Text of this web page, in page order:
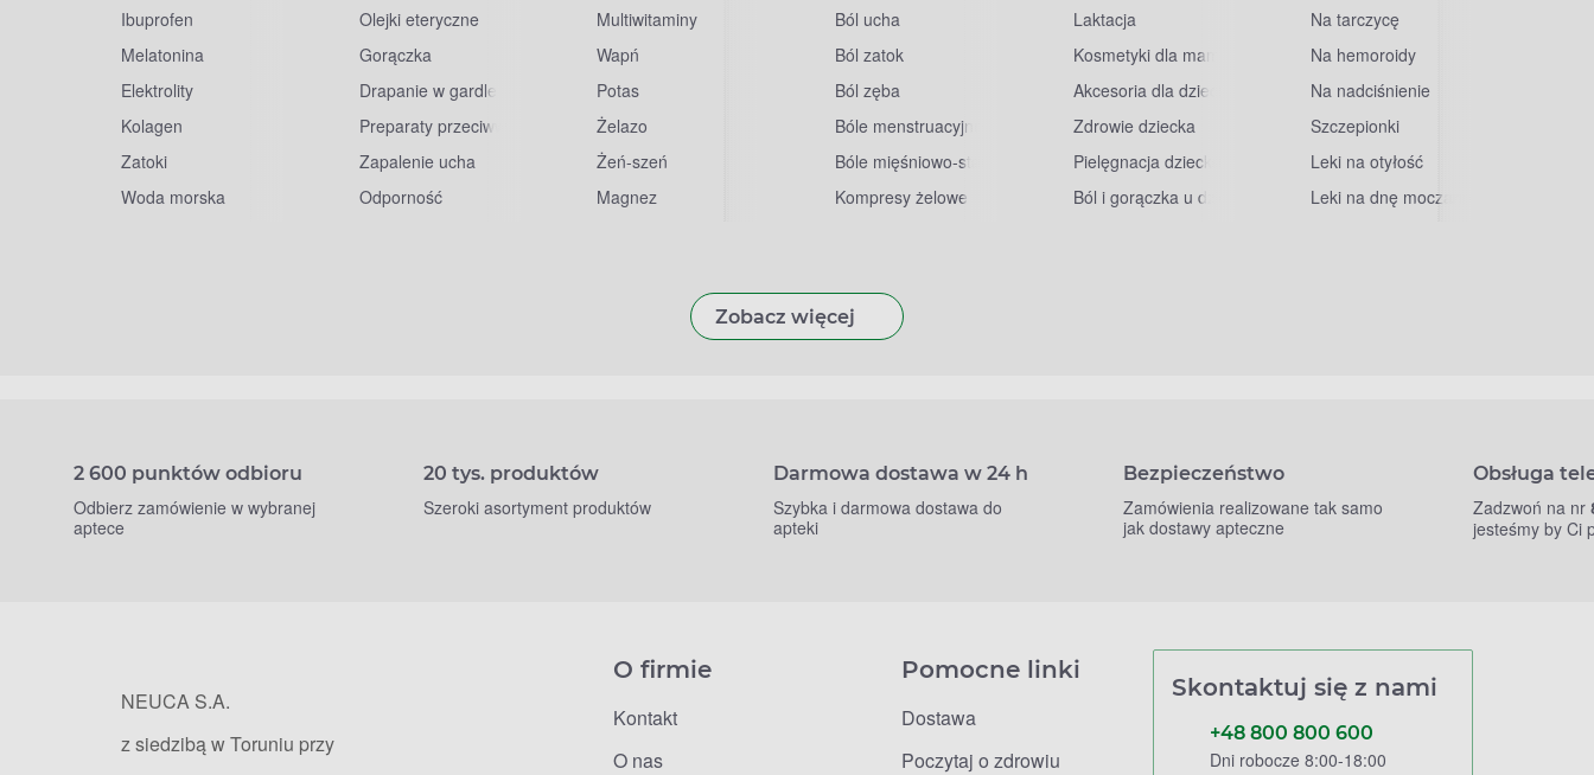
Ibuprofen
Melatonina
Elektrolity
Kolagen
Zatoki
Woda morska
Olejki eteryczne
Gorączka
Drapanie w gardle
Preparaty przeciwwirusowe
Zapalenie ucha
Odporność
Multiwitaminy
Wapń
Potas
Żelazo
Żeń-szeń
Magnez
Ból ucha
Ból zatok
Ból zęba
Bóle menstruacyjne
Bóle mięśniowo-stawowe
Kompresy żelowe
Laktacja
Kosmetyki dla mam
Akcesoria dla dzieci
Zdrowie dziecka
Pielęgnacja dziecka
Ból i gorączka u dzieci
Na tarczycę
Na hemoroidy
Na nadciśnienie
Szczepionki
Leki na otyłość
Leki na dnę moczanową
Zobacz więcej
2 600 punktów odbioru
Odbierz zamówienie w wybranej
aptece
20 tys. produktów
Szeroki asortyment produktów
Darmowa dostawa w 24 h
Szybka i darmowa dostawa do
apteki
Bezpieczeństwo
Zamówienia realizowane tak samo
jak dostawy apteczne
Obsługa
Zadzwoń na nr
jesteśmy by Ci
NEUCA S.A.
z siedzibą w Toruniu przy
O firmie
Kontakt
O nas
Pomocne linki
Dostawa
Poczytaj o zdrowiu
Skontaktuj się z nami
+48 800 800 600
Dni robocze 8:00-18:00